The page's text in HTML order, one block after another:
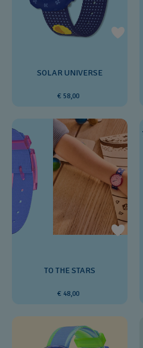
SOLAR UNIVERSE
€ 58,00
TO THE STARS
€ 48,00